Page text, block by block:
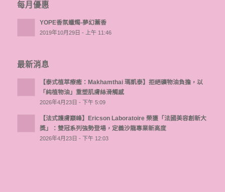
每月優惠
YOPE香氛蠟燭-夢幻薰香
2019年10月29日 - 上午 11:46
最新消息
【泰式植萃療癒：Makhamthai 瑪凱泰】拒絕礦物油負擔，以
「純植物油」重塑肌膚絲滑觸感
2026年4月23日 - 下午 5:09
【法式護膚巔峰】Ericson Laboratoire 榮獲「法國美容創新大
獎」：雙冠系列強勢登場，定義沙龍專業新高度
2026年4月23日 - 下午 12:03